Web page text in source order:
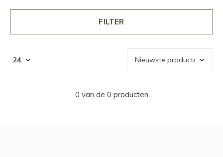
FILTER
0 van de 0 producten